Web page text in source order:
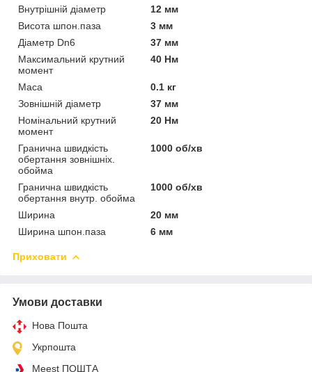
Внутрішній діаметр
12 мм
Висота шпон.паза
3 мм
Діаметр Dn6
37 мм
Максимальний крутний
момент
40 Нм
Маса
0.1 кг
Зовнішній діаметр
37 мм
Номінальний крутний
момент
20 Нм
Гранична швидкість
обертання зовнішніх.
обойма
1000 об/хв
Гранична швидкість
обертання внутр. обойма
1000 об/хв
Ширина
20 мм
Ширина шпон.паза
6 мм
Приховати
Умови доставки
Нова Пошта
Укрпошта
Meest ПОШТА